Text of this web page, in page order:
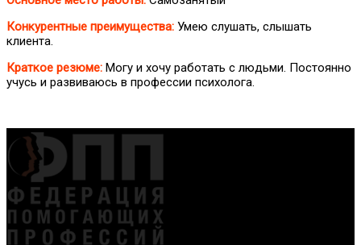
Конкурентные преимущества: Умею слушать, слышать
клиента.
Краткое резюме: Могу и хочу работать с людьми. Постоянно
учусь и развиваюсь в профессии психолога.